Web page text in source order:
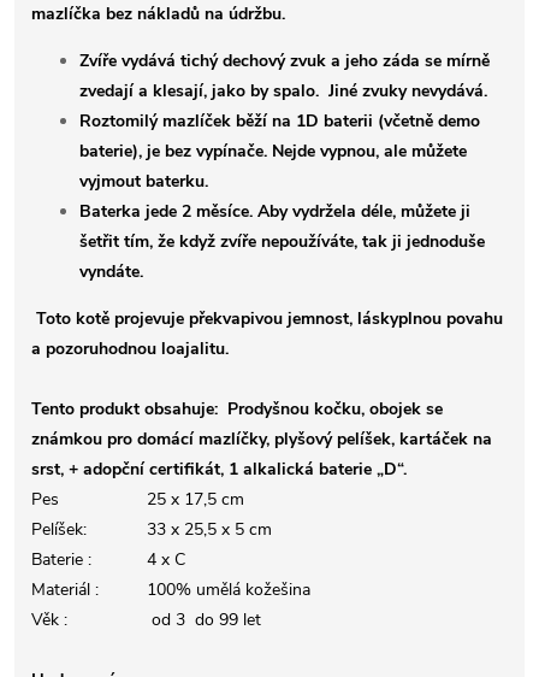
mazlíčka bez nákladů na údržbu.
Zvíře vydává tichý dechový zvuk a jeho záda se mírně
zvedají a klesají, jako by spalo. Jiné zvuky nevydává.
Roztomilý mazlíček běží na 1D baterii (včetně demo
baterie), je bez vypínače. Nejde vypnou, ale můžete
vyjmout baterku.
Baterka jede 2 měsíce. Aby vydržela déle, můžete ji
šetřit tím, že když zvíře nepoužíváte, tak ji jednoduše
vyndáte.
Toto kotě projevuje překvapivou jemnost, láskyplnou povahu
a pozoruhodnou loajalitu.
Tento produkt obsahuje: Prodyšnou kočku, obojek se
známkou pro domácí mazlíčky, plyšový pelíšek, kartáček na
srst, + adopční certifikát, 1 alkalická baterie „D“.
Pes
25 x 17,5 cm
Pelíšek:
33 x 25,5 x 5 cm
Baterie :
4 x C
Materiál :
100% umělá kožešina
Věk :
od 3 do 99 let